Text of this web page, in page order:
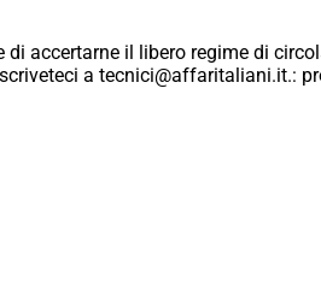
accertarne il libero regime di
a tecnici@affaritaliani.it.: